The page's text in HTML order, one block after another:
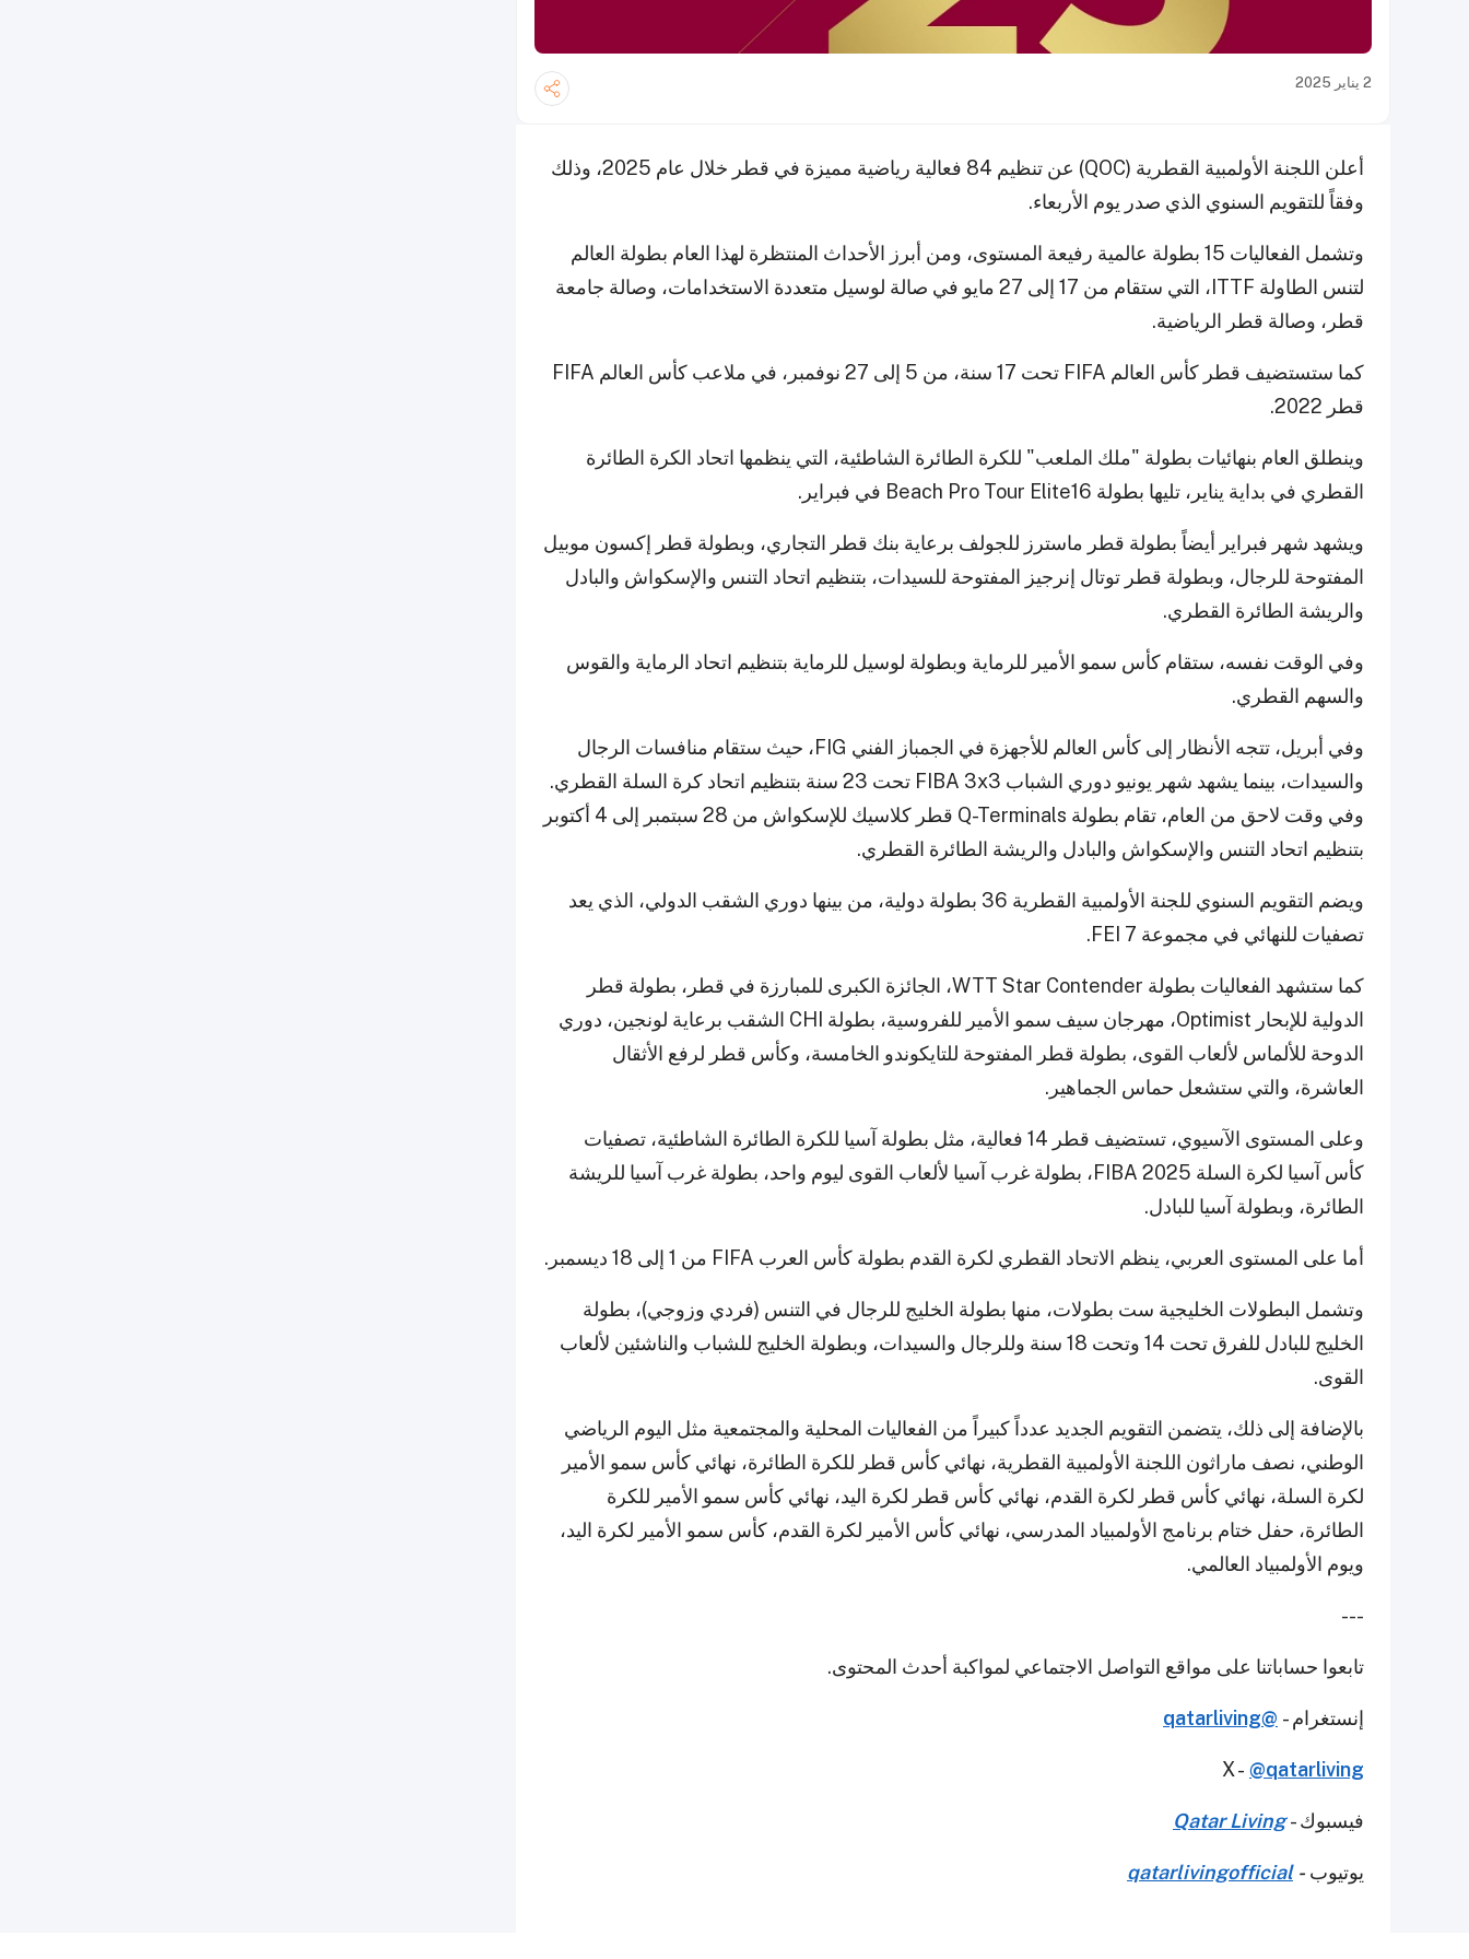
2 يناير 2025
أعلن اللجنة الأولمبية القطرية (QOC) عن تنظيم 84 فعالية رياضية مميزة في قطر خلال عام 2025، وذلك
وفقاً للتقويم السنوي الذي صدر يوم الأربعاء.
وتشمل الفعاليات 15 بطولة عالمية رفيعة المستوى، ومن أبرز الأحداث المنتظرة لهذا العام بطولة العالم
لتنس الطاولة ITTF، التي ستقام من 17 إلى 27 مايو في صالة لوسيل متعددة الاستخدامات، وصالة جامعة
قطر، وصالة قطر الرياضية.
كما ستستضيف قطر كأس العالم FIFA تحت 17 سنة، من 5 إلى 27 نوفمبر، في ملاعب كأس العالم FIFA
قطر 2022.
وينطلق العام بنهائيات بطولة "ملك الملعب" للكرة الطائرة الشاطئية، التي ينظمها اتحاد الكرة الطائرة
القطري في بداية يناير، تليها بطولة Beach Pro Tour Elite16 في فبراير.
ويشهد شهر فبراير أيضاً بطولة قطر ماسترز للجولف برعاية بنك قطر التجاري، وبطولة قطر إكسون موبيل
المفتوحة للرجال، وبطولة قطر توتال إنرجيز المفتوحة للسيدات، بتنظيم اتحاد التنس والإسكواش والبادل
والريشة الطائرة القطري.
وفي الوقت نفسه، ستقام كأس سمو الأمير للرماية وبطولة لوسيل للرماية بتنظيم اتحاد الرماية والقوس
والسهم القطري.
وفي أبريل، تتجه الأنظار إلى كأس العالم للأجهزة في الجمباز الفني FIG، حيث ستقام منافسات الرجال
والسيدات، بينما يشهد شهر يونيو دوري الشباب FIBA 3x3 تحت 23 سنة بتنظيم اتحاد كرة السلة القطري.
وفي وقت لاحق من العام، تقام بطولة Q-Terminals قطر كلاسيك للإسكواش من 28 سبتمبر إلى 4 أكتوبر
بتنظيم اتحاد التنس والإسكواش والبادل والريشة الطائرة القطري.
ويضم التقويم السنوي للجنة الأولمبية القطرية 36 بطولة دولية، من بينها دوري الشقب الدولي، الذي يعد
تصفيات للنهائي في مجموعة FEI 7.
كما ستشهد الفعاليات بطولة WTT Star Contender، الجائزة الكبرى للمبارزة في قطر، بطولة قطر
الدولية للإبحار Optimist، مهرجان سيف سمو الأمير للفروسية، بطولة CHI الشقب برعاية لونجين، دوري
الدوحة للألماس لألعاب القوى، بطولة قطر المفتوحة للتايكوندو الخامسة، وكأس قطر لرفع الأثقال
العاشرة، والتي ستشعل حماس الجماهير.
وعلى المستوى الآسيوي، تستضيف قطر 14 فعالية، مثل بطولة آسيا للكرة الطائرة الشاطئية، تصفيات
كأس آسيا لكرة السلة FIBA 2025، بطولة غرب آسيا لألعاب القوى ليوم واحد، بطولة غرب آسيا للريشة
الطائرة، وبطولة آسيا للبادل.
أما على المستوى العربي، ينظم الاتحاد القطري لكرة القدم بطولة كأس العرب FIFA من 1 إلى 18 ديسمبر.
وتشمل البطولات الخليجية ست بطولات، منها بطولة الخليج للرجال في التنس (فردي وزوجي)، بطولة
الخليج للبادل للفرق تحت 14 وتحت 18 سنة وللرجال والسيدات، وبطولة الخليج للشباب والناشئين لألعاب
القوى.
بالإضافة إلى ذلك، يتضمن التقويم الجديد عدداً كبيراً من الفعاليات المحلية والمجتمعية مثل اليوم الرياضي
الوطني، نصف ماراثون اللجنة الأولمبية القطرية، نهائي كأس قطر للكرة الطائرة، نهائي كأس سمو الأمير
لكرة السلة، نهائي كأس قطر لكرة القدم، نهائي كأس قطر لكرة اليد، نهائي كأس سمو الأمير للكرة
الطائرة، حفل ختام برنامج الأولمبياد المدرسي، نهائي كأس الأمير لكرة القدم، كأس سمو الأمير لكرة اليد،
ويوم الأولمبياد العالمي.
---
تابعوا حساباتنا على مواقع التواصل الاجتماعي لمواكبة أحدث المحتوى.
إنستغرام - @qatarliving
X - @qatarliving
فيسبوك -Qatar Living
يوتيوب -
qatarlivingofficial